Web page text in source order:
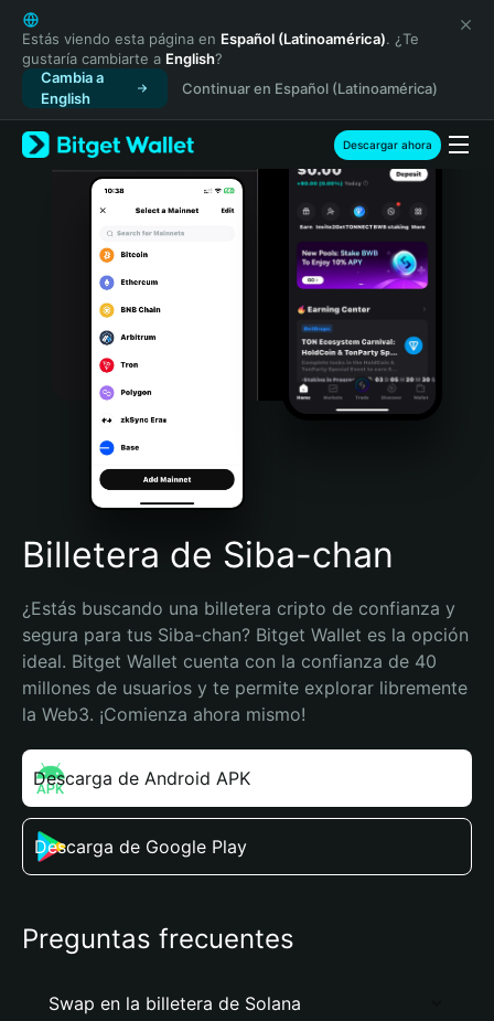
English
日本語
Tiếng Việt
Русский
Español (Latinoamérica)
Türkçe
Italiano
Português (Portugal)
Bahasa Indonesia
Português (Brasil)
Español (Argentina)
Estás viendo esta página en Español (Latinoamérica). ¿Te
gustaría cambiarte a English?
Cambia a
English
Continuar en Español (Latinoamérica)
Descargar ahora
Billetera de Siba-chan
¿Estás buscando una billetera cripto de confianza y
segura para tus Siba-chan? Bitget Wallet es la opción
ideal. Bitget Wallet cuenta con la confianza de 40
millones de usuarios y te permite explorar libremente
la Web3. ¡Comienza ahora mismo!
Descarga de Android APK
Descarga de Google Play
Preguntas frecuentes
Swap en la billetera de Solana